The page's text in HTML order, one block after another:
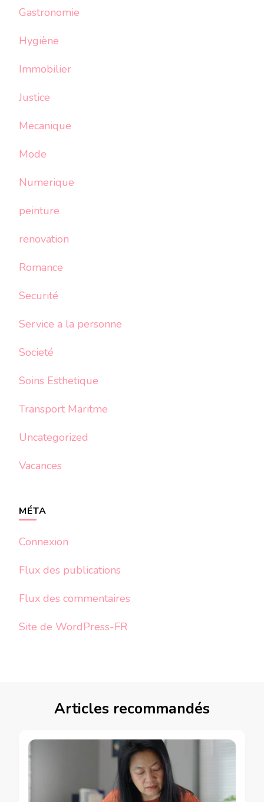
Gastronomie
Hygiène
Immobilier
Justice
Mecanique
Mode
Numerique
peinture
renovation
Romance
Securité
Service a la personne
Societé
Soins Esthetique
Transport Maritme
Uncategorized
Vacances
MÉTA
Connexion
Flux des publications
Flux des commentaires
Site de WordPress-FR
Articles recommandés